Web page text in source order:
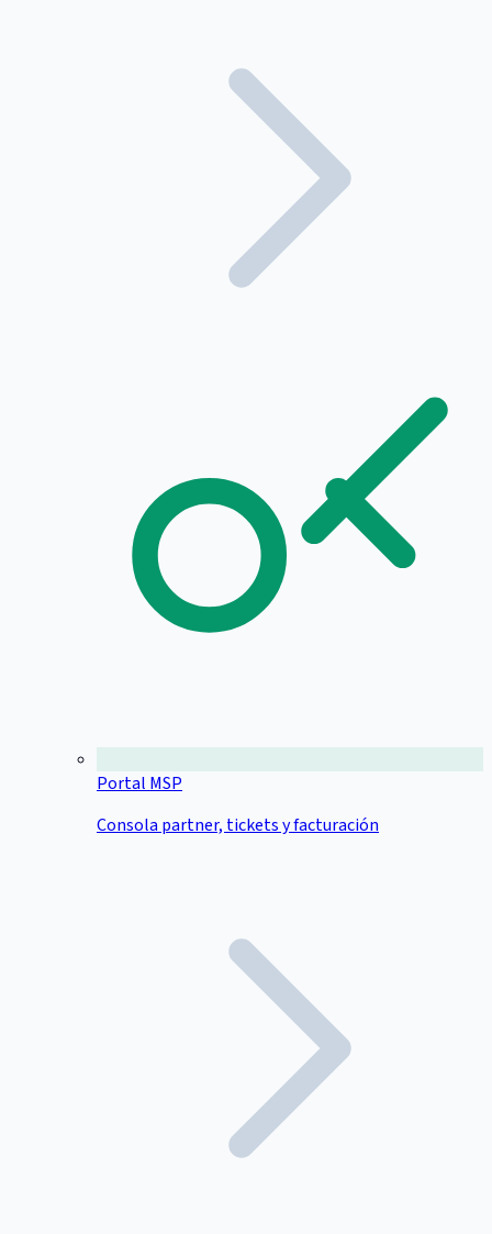
Portal MSP
Consola partner, tickets y facturación